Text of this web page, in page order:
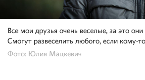
Все мои друзья очень веселые, за это они
Смогут развеселить любого, если кому-то
Фото: Юлия Мацкевич